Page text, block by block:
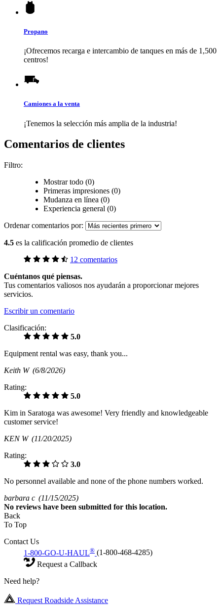
Propano
¡Ofrecemos recarga e intercambio de tanques en más de 1,500
centros!
Camiones a la venta
¡Tenemos la selección más amplia de la industria!
Comentarios de clientes
Filtro:
Mostrar todo (0)
Primeras impresiones (0)
Mudanza en línea (0)
Experiencia general (0)
Ordenar comentarios por:
4.5 es la calificación promedio de clientes
12 comentarios
Cuéntanos qué piensas.
Tus comentarios valiosos nos ayudarán a proporcionar mejores
servicios.
Escribir un comentario
Clasificación:
5.0
Equipment rental was easy, thank you...
Keith W (6/8/2026)
Rating:
5.0
Kim in Saratoga was awesome! Very friendly and knowledgeable
customer service!
KEN W (11/20/2025)
Rating:
3.0
No personnel available and none of the phone numbers worked.
barbara c (11/15/2025)
No reviews have been submitted for this location.
Back
To Top
Contact Us
1-800-GO-U-HAUL® (1-800-468-4285)
Request a Callback
Need help?
Request Roadside Assistance